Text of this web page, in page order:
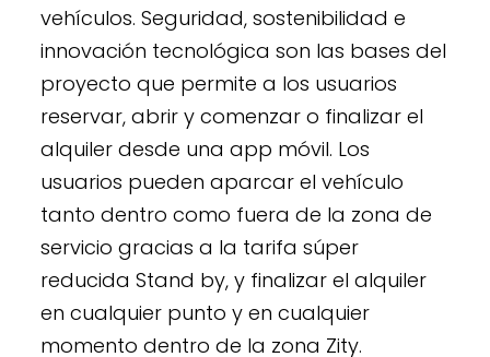
vehículos. Seguridad, sostenibilidad e
innovación tecnológica son las bases del
proyecto que permite a los usuarios
reservar, abrir y comenzar o finalizar el
alquiler desde una app móvil. Los
usuarios pueden aparcar el vehículo
tanto dentro como fuera de la zona de
servicio gracias a la tarifa súper
reducida Stand by, y finalizar el alquiler
en cualquier punto y en cualquier
momento dentro de la zona Zity.